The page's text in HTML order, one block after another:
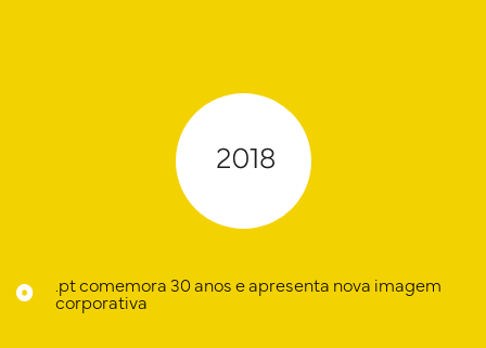
.pt comemora 30 anos e apresenta nova imagem
corporativa